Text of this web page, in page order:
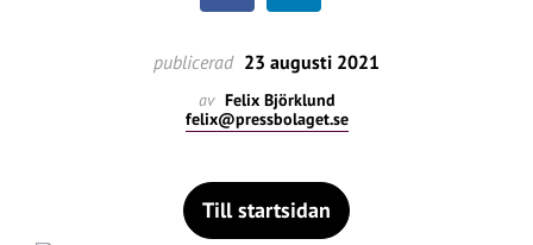
publicerad 23 augusti 2021
av Felix Björklund
felix@pressbolaget.se
Till startsidan